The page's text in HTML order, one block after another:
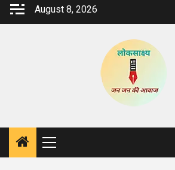
Skip
August 8, 2026
Primary
Menu